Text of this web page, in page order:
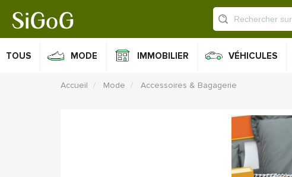
TOUS MODE IMMOBILIER VÉHICULES
Accueil Mode Accessoires & Bagagerie